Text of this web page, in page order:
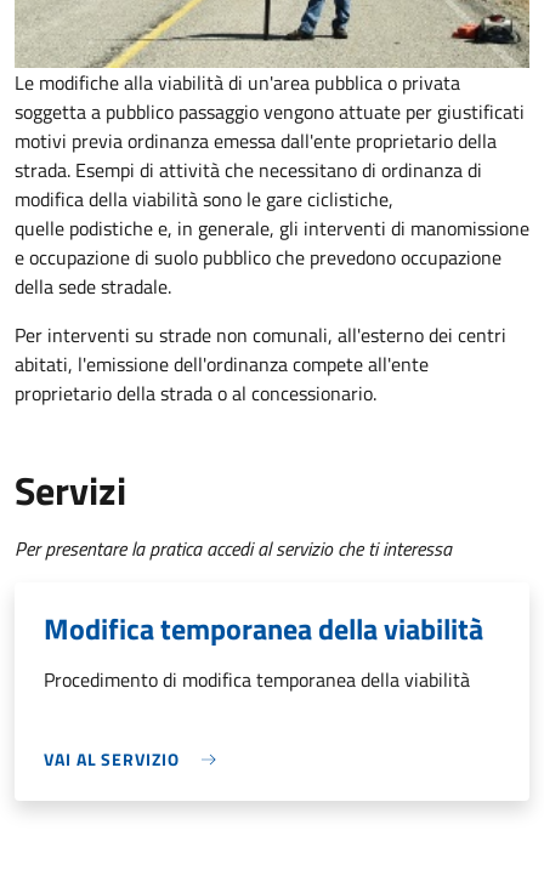
Le modifiche alla viabilità di un'area pubblica o privata
soggetta a pubblico passaggio vengono attuate per giustificati
motivi previa ordinanza emessa dall'ente proprietario della
strada. Esempi di attività che necessitano di ordinanza di
modifica della viabilità sono le gare ciclistiche,
quelle podistiche e, in generale, gli interventi di manomissione
e occupazione di suolo pubblico che prevedono occupazione
della sede stradale.
Per interventi su strade non comunali, all'esterno dei centri
abitati, l'emissione dell'ordinanza compete all'ente
proprietario della strada o al concessionario.
Servizi
Per presentare la pratica accedi al servizio che ti interessa
Modifica temporanea della viabilità
Procedimento di modifica temporanea della viabilità
VAI AL SERVIZIO